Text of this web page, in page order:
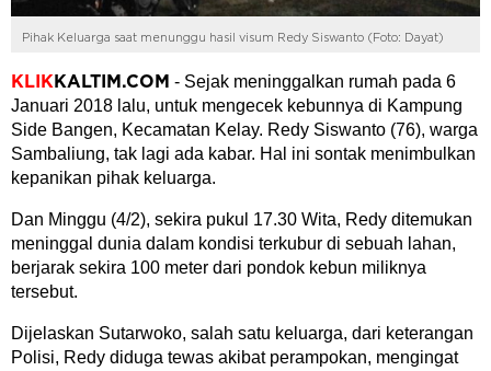
Pihak Keluarga saat menunggu hasil visum Redy Siswanto (Foto: Dayat)
KLIK KALTIM.COM - Sejak meninggalkan rumah pada 6
Januari 2018 lalu, untuk mengecek kebunnya di Kampung
Side Bangen, Kecamatan Kelay. Redy Siswanto (76), warga
Sambaliung, tak lagi ada kabar. Hal ini sontak menimbulkan
kepanikan pihak keluarga.
Dan Minggu (4/2), sekira pukul 17.30 Wita, Redy ditemukan
meninggal dunia dalam kondisi terkubur di sebuah lahan,
berjarak sekira 100 meter dari pondok kebun miliknya
tersebut.
Dijelaskan Sutarwoko, salah satu keluarga, dari keterangan
Polisi, Redy diduga tewas akibat perampokan, mengingat